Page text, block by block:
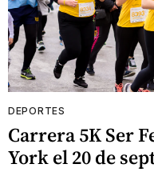
DEPORTES
Carrera 5K Ser
York el 20 de